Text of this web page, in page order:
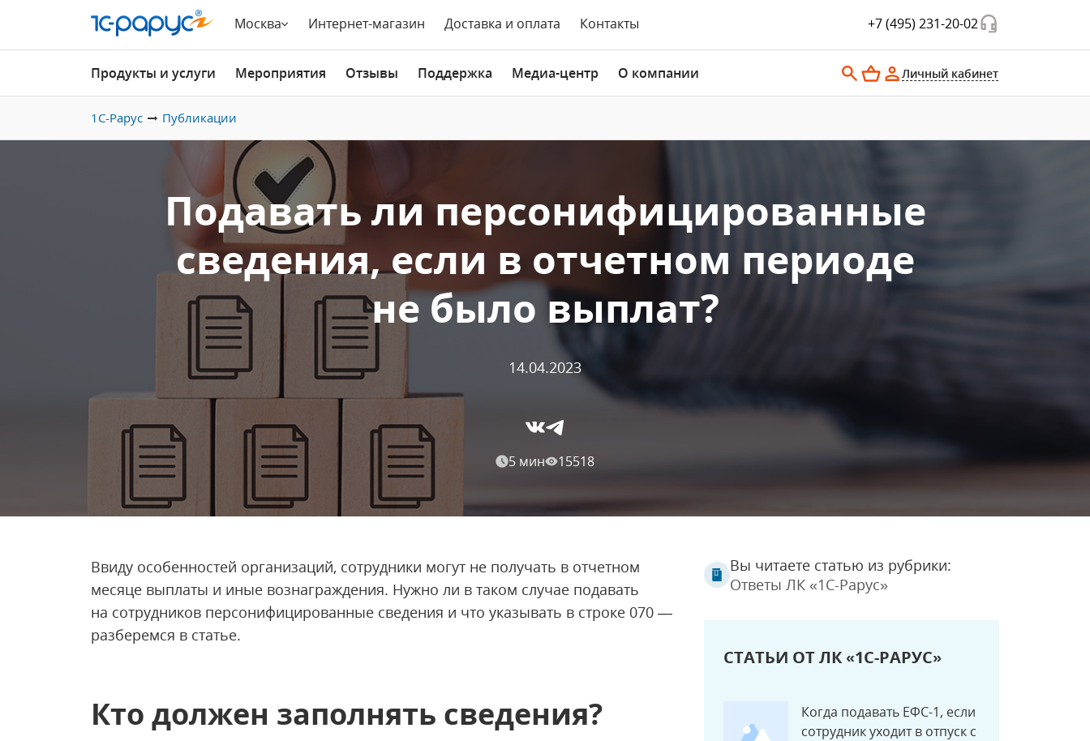
Москва Интернет-магазин Доставка и оплата Контакты +7 (495) 231-20-02
Продукты и услуги Мероприятия Отзывы Поддержка Медиа-центр О компании Личный кабинет
1С-Рарус Публикации
Подавать ли персонифицированные
сведения, если в отчетном периоде
не было выплат?
14.04.2023
5 мин 15518
Ввиду особенностей организаций, сотрудники могут не получать в отчетном
месяце выплаты и иные вознаграждения. Нужно ли в таком случае подавать
на сотрудников персонифицированные сведения и что указывать в строке 070 —
разберемся в статье.
Кто должен заполнять сведения?
Вы читаете статью из рубрики:
Ответы ЛК «1С-Рарус»
СТАТЬИ ОТ ЛК «1С-РАРУС»
Когда подавать ЕФС-1, если
сотрудник уходит в отпуск с